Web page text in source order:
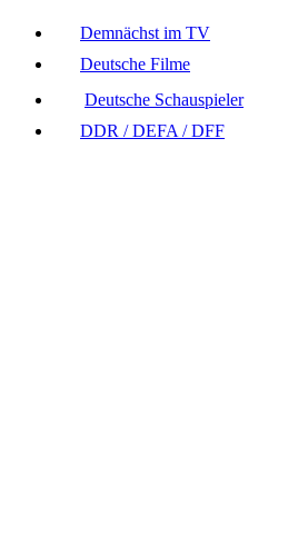
Demnächst im TV
Deutsche Filme
Deutsche Schauspieler
DDR / DEFA / DFF